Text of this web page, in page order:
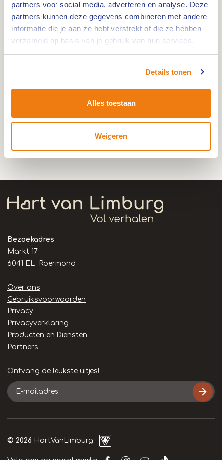
partners voor social media, adverteren en analyse. Deze
partners kunnen deze gegevens combineren met andere
informatie die je aan ze hebt verstrekt of die ze hebben
verzameld op basis van je gebruik van hun services.
Details tonen
Alles toestaan
Weigeren
Route
Nederland. Hier fiets je lekker vlak langs
monumenten, kloosters en pittoreske dorpjes in
drie landen! Onderweg geniet je van de
prachtige Maasplassen.
Bezoekadres
Markt 17
6041 EL Roermond
Handige
links
Over ons
Gebruiksvoorwaarden
Privacy
Privacyverklaring
Producten en Diensten
Partners
Ontvang de leukste uitjes!
E-
mailadres
© 2026 HartVanLimburg